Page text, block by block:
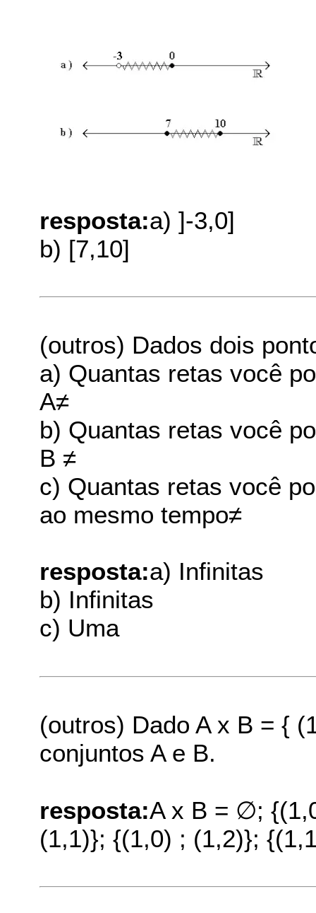
resposta:a) ]-3,0]
b) [7,10]
(outros) Dados dois
a) Quantas retas você
A≠
b) Quantas retas você
B ≠
c) Quantas retas você
ao mesmo tempo≠
resposta:a) Infinitas
b) Infinitas
c) Uma
(outros) Dado A x B = {
conjuntos A e B.
resposta:A x B = ∅;
(1,1)}; {(1,0) ; (1,2)};